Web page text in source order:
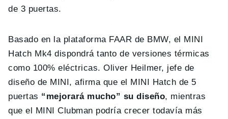
de 3 puertas.
Basado en la plataforma FAAR de BMW, el MINI
Hatch Mk4 dispondrá tanto de versiones térmicas
como 100% eléctricas. Oliver Heilmer, jefe de
diseño de MINI, afirma que el MINI Hatch de 5
puertas “mejorará mucho” su diseño, mientras
que el MINI Clubman podría crecer todavía más